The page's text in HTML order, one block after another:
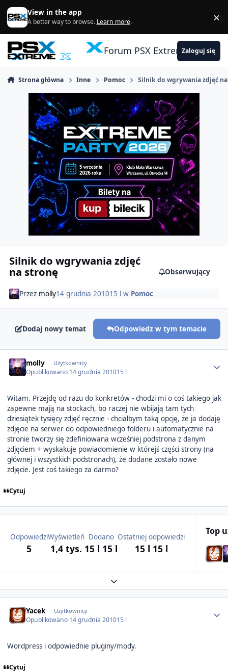
Skocz do zawartości
View in the app
A better way to browse. Learn more. ×
Forum PSX ExtremeZaloguj się
Strona główna Inne Pomoc Silnik do wgrywania zdjęć
Silnik do wgrywania zdjęć
na stronę Obserwujący
Przez molly14 grudnia 201015 l w Pomoc
Dodaj nowy temat Odpowiedz w tym temacie
molly Użytkownicy
Opublikowano 14 grudnia 201015 l
Witam. Przejdę od razu do konkretów - chodzi mi o coś takiego jak
zapewne mają na stockach, bo raczej nie wbijają tam tych
dziesiątek tysięcy zdjęć ręcznie - chciałbym taką opcję, że ja dodaję
zdjęcie na serwer do odpowiedniego folderu i automatycznie na
stronie tworzy się zdefiniowana wcześniej podstrona z danym
zdjęciem + wyskakuje powiadomienie w którejś części strony (na
głównej i wszystkich podstronach), że dodane zostało nowe
zdjęcie. Jest coś takiego za darmo?
Cytuj
Odpowiedzi
5
Wyświetleń
1,4 tys.
Dodano
15 l 15 l
Ostatniej odpowiedzi
15 l 15 l
Top
Expand topic overview
Yacek Użytkownicy
Opublikowano 14 grudnia 201015 l
Wordpress i odpowiednie pluginy/mody.
Cytuj